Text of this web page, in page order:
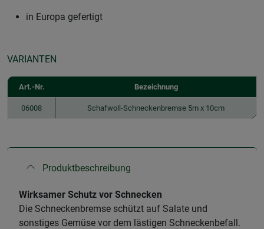
in Europa gefertigt
VARIANTEN
Art.-Nr. Bezeichnung
06008 Schafwoll-Schneckenbremse 5m x 10cm
Produktbeschreibung
Wirksamer Schutz vor Schnecken
Die Schneckenbremse schützt auf Salate und
sonstiges Gemüse vor dem lästigen Schneckenbefall.